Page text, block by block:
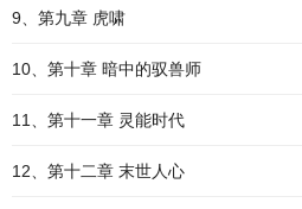
9、第九章 虎啸
10、第十章 暗中的驭兽师
11、第十一章 灵能时代
12、第十二章 末世人心